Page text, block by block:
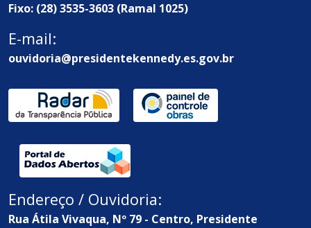
Fixo: (28) 3535-3603 (Ramal 1025)
E-mail:
ouvidoria@presidentekennedy.es.gov.br
Endereço / Ouvidoria:
Rua Átila Vivaqua, Nº 79 - Centro, Presidente